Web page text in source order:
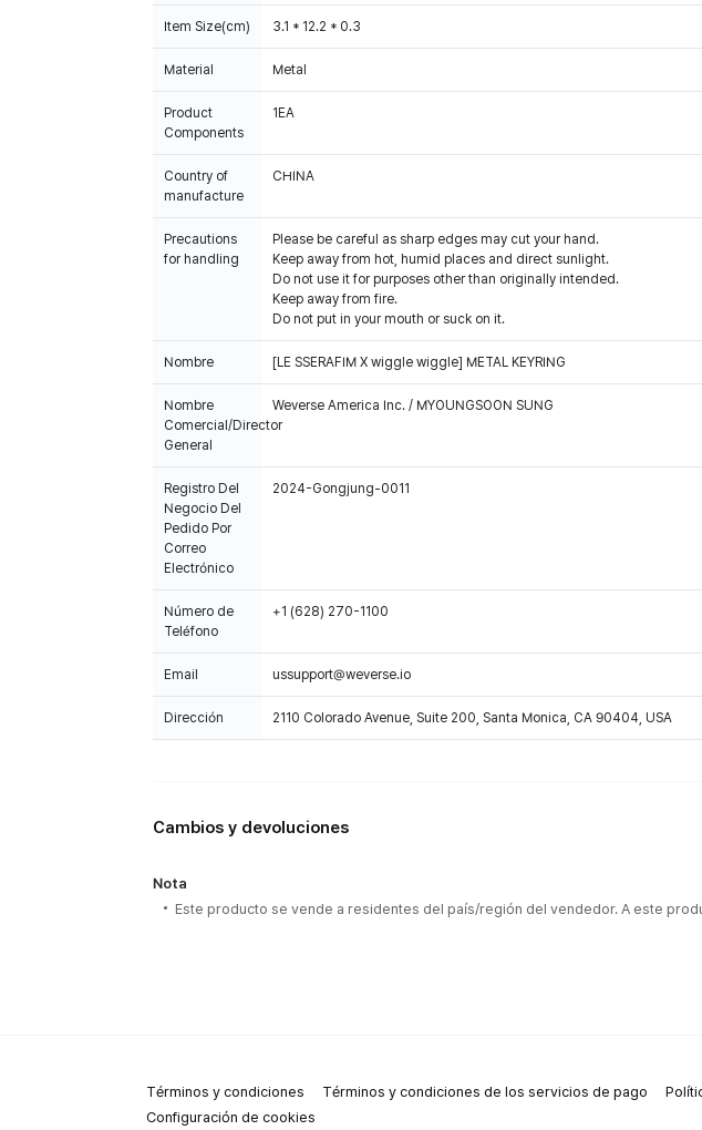
Item Size(cm) 3.1 * 12.2 * 0.3
Material Metal
Product
Components
1EA
Country of
manufacture
CHINA
Precautions
for handling
Please be careful as sharp edges may cut your hand.
Keep away from hot, humid places and direct sunlight.
Do not use it for purposes other than originally intended.
Keep away from fire.
Do not put in your mouth or suck on it.
Nombre [LE SSERAFIM X wiggle wiggle] METAL KEYRING
Nombre
Comercial/Director
General
Weverse America Inc. / MYOUNGSOON SUNG
Registro Del
Negocio Del
Pedido Por
Correo
Electrónico
2024-Gongjung-0011
Número de
Teléfono
+1 (628) 270-1100
Email ussupport@weverse.io
Dirección 2110 Colorado Avenue, Suite 200, Santa Monica, CA 90404, USA
Cambios y devoluciones
Nota
Este producto se vende a residentes del país/región del vendedor. A este
Términos y condiciones Términos y condiciones de los servicios de pago
Configuración de cookies